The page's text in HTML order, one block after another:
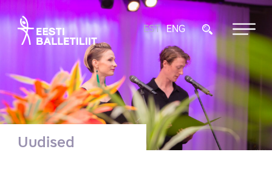
EST ENG
Uudised